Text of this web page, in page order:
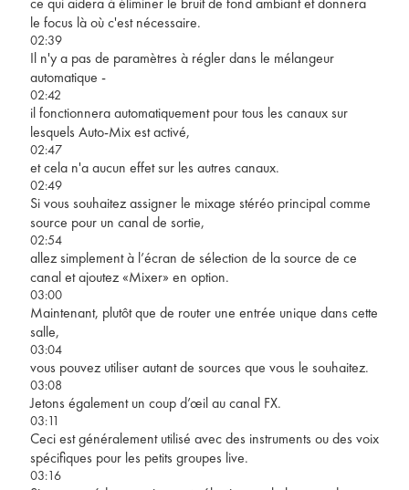
le focus là où c'est nécessaire.
02:39
Il n'y a pas de paramètres à régler dans le mélangeur
automatique -
02:42
il fonctionnera automatiquement pour tous les canaux sur
lesquels Auto-Mix est activé,
02:47
et cela n'a aucun effet sur les autres canaux.
02:49
Si vous souhaitez assigner le mixage stéréo principal comme
source pour un canal de sortie,
02:54
allez simplement à l’écran de sélection de la source de ce
canal et ajoutez «Mixer» en option.
03:00
Maintenant, plutôt que de router une entrée unique dans cette
salle,
03:04
vous pouvez utiliser autant de sources que vous le souhaitez.
03:08
Jetons également un coup d’œil au canal FX.
03:11
Ceci est généralement utilisé avec des instruments ou des voix
spécifiques pour les petits groupes live.
03:16